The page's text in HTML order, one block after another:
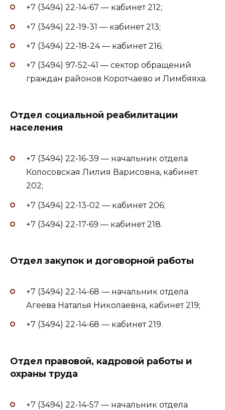
+7 (3494) 22-14-67 — кабинет 212;
+7 (3494) 22-19-31 — кабинет 213;
+7 (3494) 22-18-24 — кабинет 216;
+7 (3494) 97-52-41 — сектор обращений
граждан районов Коротчаево и Лимбяяха.
Отдел социальной реабилитации
населения
+7 (3494) 22-16-39 — начальник отдела
Колосовская Лилия Варисовна, кабинет
202;
+7 (3494) 22-13-02 — кабинет 206;
+7 (3494) 22-17-69 — кабинет 218.
Отдел закупок и договорной работы
+7 (3494) 22-14-68 — начальник отдела
Агеева Наталья Николаевна, кабинет 219;
+7 (3494) 22-14-68 — кабинет 219.
Отдел правовой, кадровой работы и
охраны труда
+7 (3494) 22-14-57 — начальник отдела